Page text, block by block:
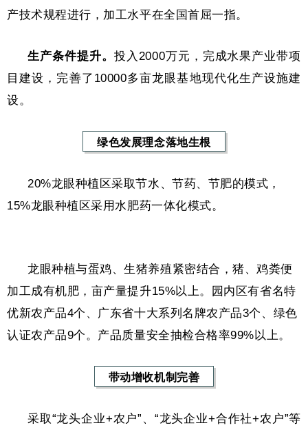
产技术规程进行，加工水平在全国首屈一指。
生产条件提升。 投入2000万元，完成水果产业带项
目建设，完善了10000多亩龙眼基地现代化生产设施建
设。
绿色发展理念落地生根
20%龙眼种植区采取节水、节药、节肥的模式，
15%龙眼种植区采用水肥药一体化模式。
龙眼种植与蛋鸡、生猪养殖紧密结合，猪、鸡粪便
加工成有机肥，亩产量提升15%以上。
园内区有省名特
优新农产品4个、广东省十大系列名牌农产品3个、绿色
认证农产品9个。产品质量安全抽检合格率99%以上。
带动增收机制完善
采取“龙头企业+农户”、“龙头企业+合作社+农户”等